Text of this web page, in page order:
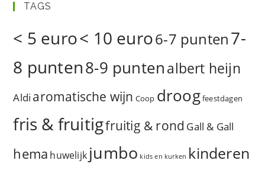
TAGS
< 5 euro< 10 euro6-7 punten7-
8 punten8-9 puntenalbert heijn
Aldi aromatische wijn Coop droogfeestdagen
fris & fruitigfruitig & rond Gall & Gall
hema huwelijk jumbo kids en kurken kinderen